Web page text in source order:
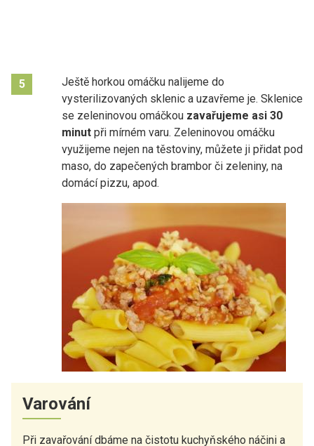
5
Ještě horkou omáčku nalijeme do
vysterilizovaných sklenic a uzavřeme je. Sklenice
se zeleninovou omáčkou zavařujeme asi 30
minut při mírném varu. Zeleninovou omáčku
využijeme nejen na těstoviny, můžete ji přidat pod
maso, do zapečených brambor či zeleniny, na
domácí pizzu, apod.
Varování
Při zavařování dbáme na čistotu kuchyňského náčini a